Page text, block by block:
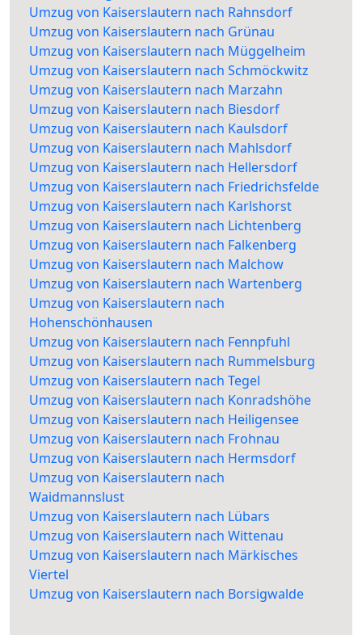
Umzug von Kaiserslautern nach Rahnsdorf
Umzug von Kaiserslautern nach Grünau
Umzug von Kaiserslautern nach Müggelheim
Umzug von Kaiserslautern nach Schmöckwitz
Umzug von Kaiserslautern nach Marzahn
Umzug von Kaiserslautern nach Biesdorf
Umzug von Kaiserslautern nach Kaulsdorf
Umzug von Kaiserslautern nach Mahlsdorf
Umzug von Kaiserslautern nach Hellersdorf
Umzug von Kaiserslautern nach Friedrichsfelde
Umzug von Kaiserslautern nach Karlshorst
Umzug von Kaiserslautern nach Lichtenberg
Umzug von Kaiserslautern nach Falkenberg
Umzug von Kaiserslautern nach Malchow
Umzug von Kaiserslautern nach Wartenberg
Umzug von Kaiserslautern nach
Hohenschönhausen
Umzug von Kaiserslautern nach Fennpfuhl
Umzug von Kaiserslautern nach Rummelsburg
Umzug von Kaiserslautern nach Tegel
Umzug von Kaiserslautern nach Konradshöhe
Umzug von Kaiserslautern nach Heiligensee
Umzug von Kaiserslautern nach Frohnau
Umzug von Kaiserslautern nach Hermsdorf
Umzug von Kaiserslautern nach
Waidmannslust
Umzug von Kaiserslautern nach Lübars
Umzug von Kaiserslautern nach Wittenau
Umzug von Kaiserslautern nach Märkisches
Viertel
Umzug von Kaiserslautern nach Borsigwalde